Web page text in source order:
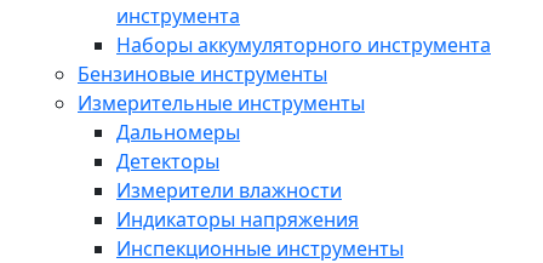
инструмента
Наборы аккумуляторного инструмента
Бензиновые инструменты
Измерительные инструменты
Дальномеры
Детекторы
Измерители влажности
Индикаторы напряжения
Инспекционные инструменты